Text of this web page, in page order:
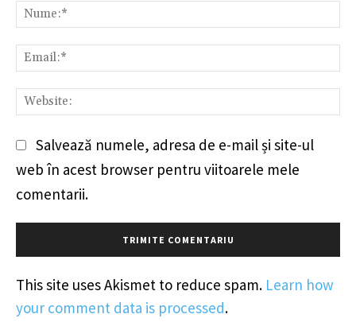
Salvează numele, adresa de e-mail și site-ul
web în acest browser pentru viitoarele mele
comentarii.
This site uses Akismet to reduce spam. Learn how
your comment data is processed.